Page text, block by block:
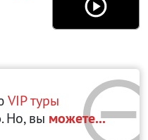
VIP туры
. Но, вы можете...